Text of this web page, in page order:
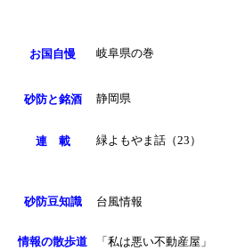
お国自慢 岐阜県の巻
砂防と銘酒 静岡県
連 載 緑よもやま話（23）
砂防豆知識 台風情報
情報の散歩道 「私は悪い不動産屋」